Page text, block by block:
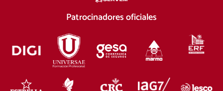
Patrocinadores oficiales